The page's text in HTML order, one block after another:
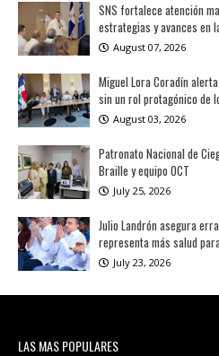
SNS fortalece atención
estrategias y avances en
August 07, 2026
Miguel Lora Coradín
sin un rol protagónico de
August 03, 2026
Patronato Nacional de
Braille y equipo OCT
July 25, 2026
Julio Landrón asegura
representa más salud
July 23, 2026
LAS MAS POPULARES